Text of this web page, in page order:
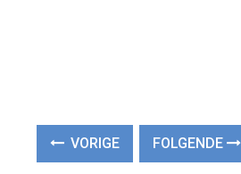
VORIGE FOLGENDE